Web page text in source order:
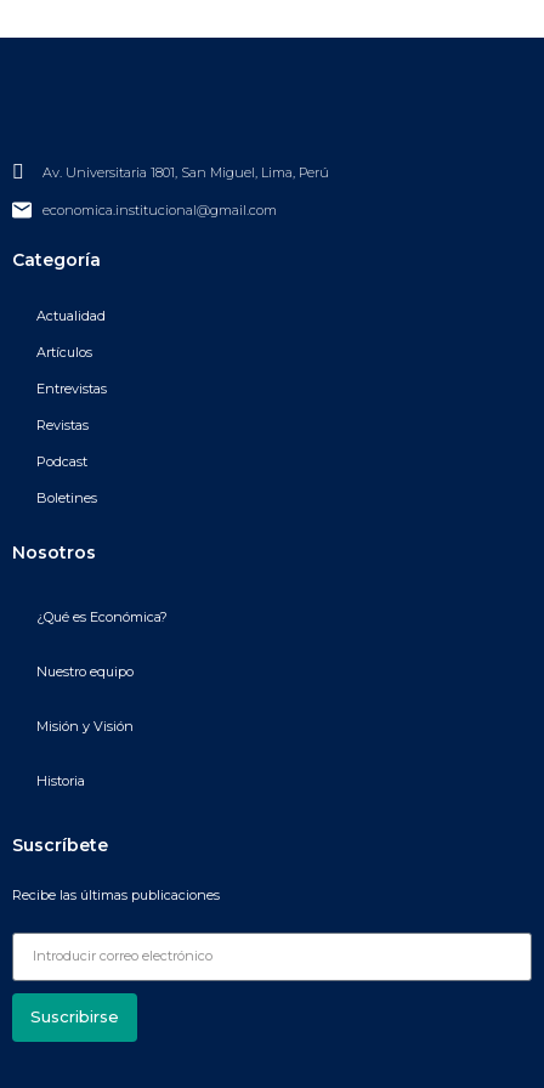
Av. Universitaria 1801, San Miguel, Lima, Perú
economica.institucional@gmail.com
Categoría
Actualidad
Artículos
Entrevistas
Revistas
Podcast
Boletines
Nosotros
¿Qué es Económica?
Nuestro equipo
Misión y Visión
Historia
Suscríbete
Recibe las últimas publicaciones
Suscribirse